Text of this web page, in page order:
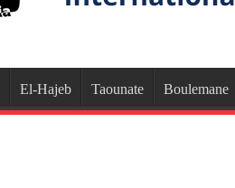
El-Hajeb Taounate Boulemane